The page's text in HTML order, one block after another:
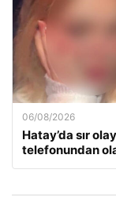
06/08/2026
Hatay’da sır
telefonundan